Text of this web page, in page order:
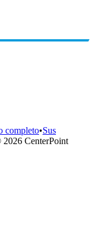
completo•Sus
CenterPoint